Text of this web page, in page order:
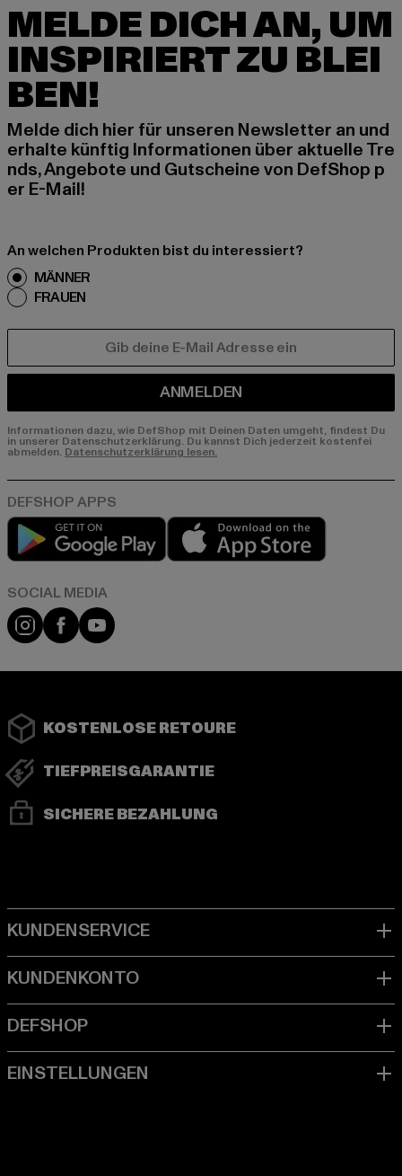
MELDE DICH AN, UM
INSPIRIERT ZU BLEI
BEN!
Melde dich hier für unseren Newsletter an und
erhalte künftig Informationen über aktuelle Tre
nds, Angebote und Gutscheine von DefShop p
er E-Mail!
An welchen Produkten bist du interessiert?
MÄNNER
FRAUEN
ANMELDEN
Informationen dazu, wie DefShop mit Deinen Daten umgeht, findest Du
in unserer Datenschutzerklärung. Du kannst Dich jederzeit kostenfei
abmelden. Datenschutzerklärung lesen.
Play market
Instagram
FacebookYouTube
KOSTENLOSE RETOURE
TIEFPREISGARANTIE
SICHERE BEZAHLUNG